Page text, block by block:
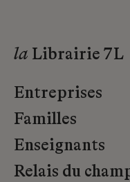
la Librairie 7L
Entreprises
Familles
Enseignants
Relais du